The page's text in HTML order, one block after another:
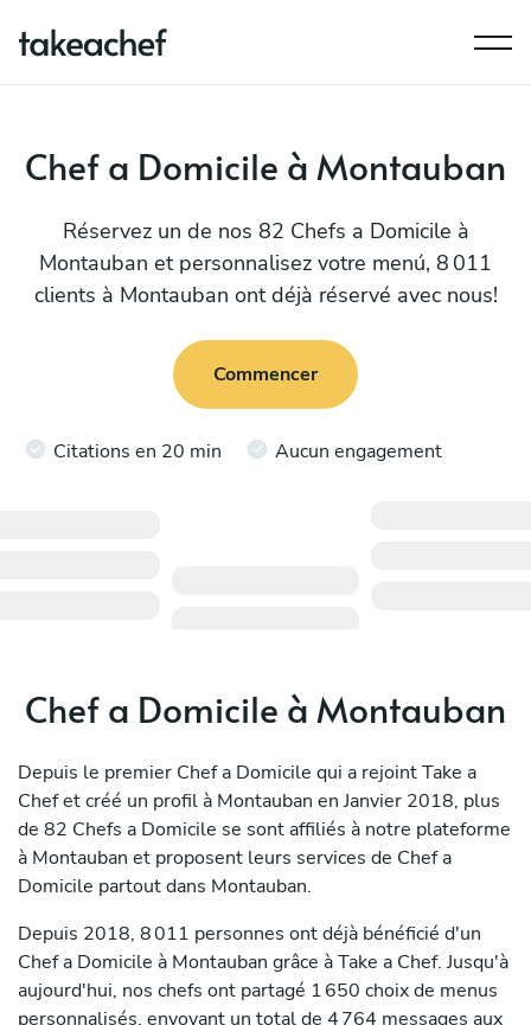
Chef a Domicile à Montauban
Réservez un de nos 82 Chefs a Domicile à
Montauban et personnalisez votre menú, 8 011
clients à Montauban ont déjà réservé avec nous!
Commencer
Citations en 20 min Aucun engagement
Chef a Domicile à Montauban
Depuis le premier Chef a Domicile qui a rejoint Take a
Chef et créé un profil à Montauban en Janvier 2018, plus
de 82 Chefs a Domicile se sont affiliés à notre plateforme
à Montauban et proposent leurs services de Chef a
Domicile partout dans Montauban.
Depuis 2018, 8 011 personnes ont déjà bénéficié d'un
Chef a Domicile à Montauban grâce à Take a Chef. Jusqu'à
aujourd'hui, nos chefs ont partagé 1 650 choix de menus
personnalisés, envoyant un total de 4 764 messages aux